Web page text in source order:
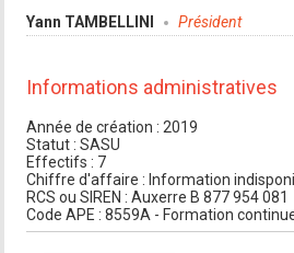
Yann TAMBELLINI Président
Informations administratives
Année de création : 2019
Statut : SASU
Effectifs : 7
Chiffre d'affaire : Information
RCS ou SIREN : Auxerre B 877 954 081
Code APE : 8559A - Formation